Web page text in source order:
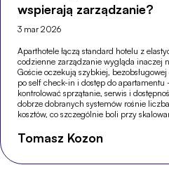
wspierają zarządzanie?
3 mar 2026
Aparthotele łączą standard hotelu z
codzienne zarządzanie wygląda inaczej
Goście oczekują szybkiej,
po self check-in i dostęp do
kontrolować sprzątanie, serwis i
dobrze dobranych systemów rośnie
kosztów, co szczególnie boli przy
Tomasz Kozon